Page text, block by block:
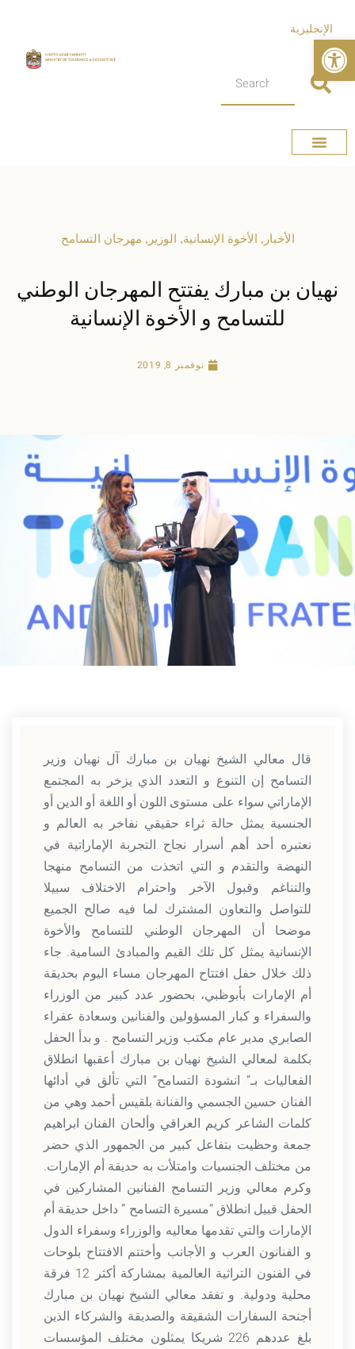
الإنجليزية
الأخبار , الأخوة الإنسانية, الوزير , مهرجان التسامح
نهيان بن مبارك يفتتح المهرجان الوطني
للتسامح و الأخوة الإنسانية
نوفمبر 8, 2019
قال معالي الشيخ نهيان بن مبارك آل نهيان وزير
التسامح إن التنوع و التعدد الذي يزخر به المجتمع
الإماراتي سواء على مستوى اللون أو اللغة أو الدين أو
الجنسية يمثل حالة ثراء حقيقي نفاخر به العالم و
نعتبره أحد أهم أسرار نجاح التجربة الإماراتية في
النهضة والتقدم و التي اتخذت من التسامح منهجا
والتناغم وقبول الآخر واحترام الاختلاف سبيلا
للتواصل والتعاون المشترك لما فيه صالح الجميع
موضحا أن المهرجان الوطني للتسامح والأخوة
الإنسانية يمثل كل تلك القيم والمبادئ السامية. جاء
ذلك خلال حفل افتتاح المهرجان مساء اليوم بحديقة
أم الإمارات بأبوظبي، بحضور عدد كبير من الوزراء
والسفراء و كبار المسؤولين والفنانين وسعادة عفراء
الصابري مدير عام مكتب وزير التسامح . و بدأ الحفل
بكلمة لمعالي الشيخ نهيان بن مبارك أعقبها انطلاق
الفعاليات بـ” انشودة التسامح” التي تألق في أدائها
الفنان حسين الجسمي والفنانة بلقيس أحمد وهي من
كلمات الشاعر كريم العراقي وألحان الفنان ابراهيم
جمعة وحظيت بتفاعل كبير من الجمهور الذي حضر
من مختلف الجنسيات وامتلأت به حديقة أم الإمارات.
وكرم معالي وزير التسامح الفنانين المشاركين في
الحفل قبيل انطلاق “مسيرة التسامح ” داخل حديقة أم
الإمارات والتي تقدمها معاليه والوزراء وسفراء الدول
و الفنانون العرب و الأجانب وأختتم الافتتاح بلوحات
في الفنون التراثية العالمية بمشاركة أكثر 12 فرقة
محلية ودولية. و تفقد معالي الشيخ نهيان بن مبارك
أجنحة السفارات الشقيقة والصديقة والشركاء الذين
بلغ عددهم 226 شريكا يمثلون مختلف المؤسسات
Open toolbar